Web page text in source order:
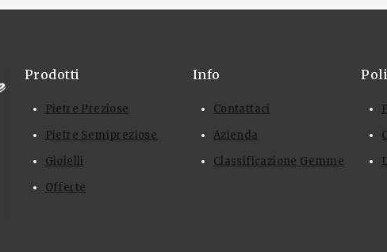
Prodotti
Pietre Preziose
Pietre Semipreziose
Gioielli
Offerte
Info
Contattaci
Azienda
Classificazione Gemme